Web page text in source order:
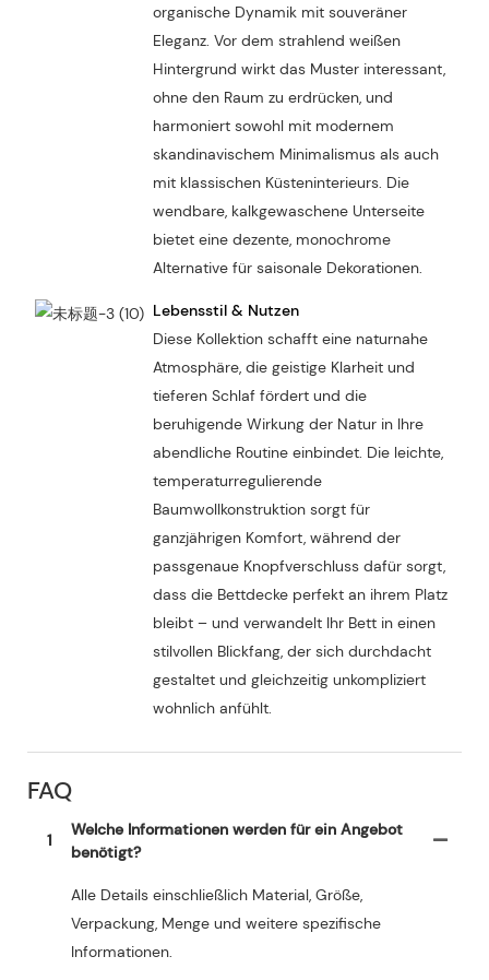
organische Dynamik mit souveräner
Eleganz. Vor dem strahlend weißen
Hintergrund wirkt das Muster interessant,
ohne den Raum zu erdrücken, und
harmoniert sowohl mit modernem
skandinavischem Minimalismus als auch
mit klassischen Küsteninterieurs. Die
wendbare, kalkgewaschene Unterseite
bietet eine dezente, monochrome
Alternative für saisonale Dekorationen.
Lebensstil & Nutzen
Diese Kollektion schafft eine naturnahe
Atmosphäre, die geistige Klarheit und
tieferen Schlaf fördert und die
beruhigende Wirkung der Natur in Ihre
abendliche Routine einbindet. Die leichte,
temperaturregulierende
Baumwollkonstruktion sorgt für
ganzjährigen Komfort, während der
passgenaue Knopfverschluss dafür sorgt,
dass die Bettdecke perfekt an ihrem Platz
bleibt – und verwandelt Ihr Bett in einen
stilvollen Blickfang, der sich durchdacht
gestaltet und gleichzeitig unkompliziert
wohnlich anfühlt.
FAQ
1
Welche Informationen werden für ein Angebot
benötigt?
Alle Details einschließlich Material, Größe,
Verpackung, Menge und weitere spezifische
Informationen.